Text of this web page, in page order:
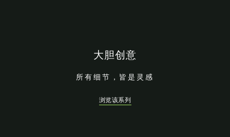
大胆创意
所有细节，皆是灵感
浏览该系列